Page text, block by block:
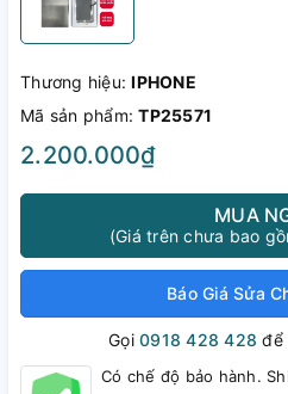
Thương hiệu:IPHONE
Mã sản phẩm:TP25571
2.200.000₫
MUA
(Giá trên chưa bao
Báo Giá Sửa
Gọi0918 428 428 để
Có chế độ bảo hành.